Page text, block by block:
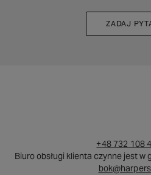
ZADAJ
+48 732 108
Biuro obsługi klienta czynne jest w